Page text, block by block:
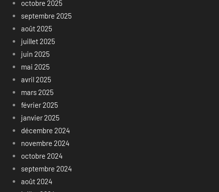
octobre 2025
septembre 2025
août 2025
juillet 2025
juin 2025
mai 2025
avril 2025
mars 2025
février 2025
janvier 2025
décembre 2024
novembre 2024
octobre 2024
septembre 2024
août 2024